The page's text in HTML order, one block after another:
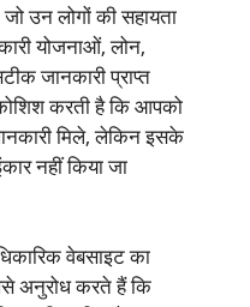
उन लोगों की सहायता
योजनाओं, लोन,
जानकारी प्राप्त
करती है कि आपको
मिले, लेकिन इसके
नहीं किया जा
वेबसाइट का
अनुरोध करते हैं कि